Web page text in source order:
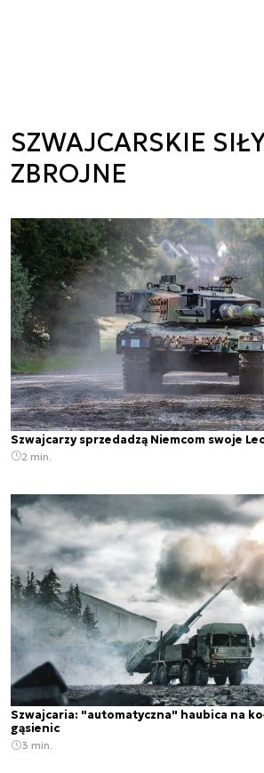
SZWAJCARSKIE
ZBROJNE
Szwajcarzy sprzedadzą Niemcom swoje
2 min.
Szwajcaria: "automatyczna" haubica na
gąsienic
3 min.